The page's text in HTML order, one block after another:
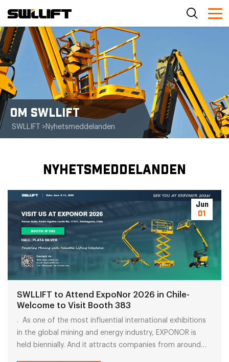
OM SWLLIFT
SWLLIFT >Nyhetsmeddelanden
NYHETSMEDDELANDEN
Jun
01
SWLLIFT to Attend ExpoNor 2026 in Chile-
Welcome to Visit Booth 383
. As one of the most influential international exhibitions
in the global mining and energy industry, EXPONOR is
held biennially. And it attracts companies from around